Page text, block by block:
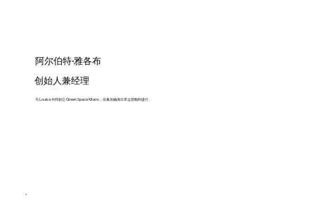
阿尔伯特·雅各布
创始人兼经理
与 Louisa 共同创立 Green Space Kitano，在幕后确保日常运营顺利进行。